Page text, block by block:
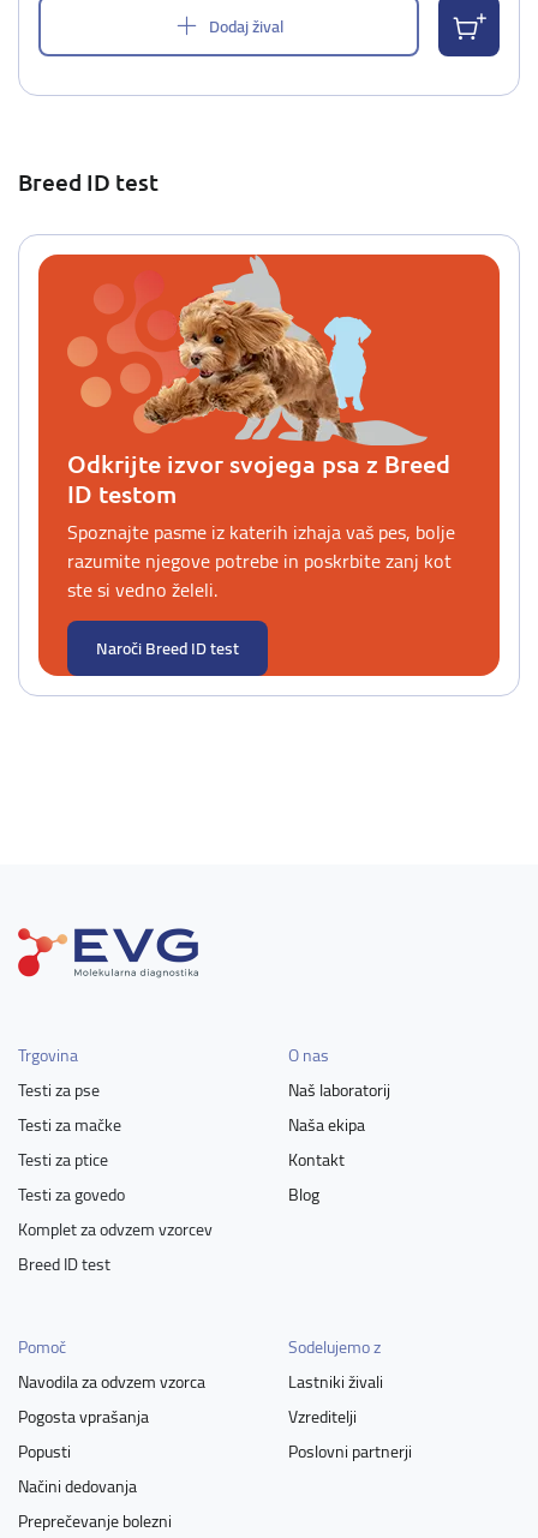
Dodaj žival
Breed ID test
Odkrijte izvor svojega psa z Breed
ID testom
Spoznajte pasme iz katerih izhaja vaš pes, bolje
razumite njegove potrebe in poskrbite zanj kot
ste si vedno želeli.
Naroči Breed ID test
Trgovina
Testi za pse
Testi za mačke
Testi za ptice
Testi za govedo
Komplet za odvzem vzorcev
Breed ID test
O nas
Naš laboratorij
Naša ekipa
Kontakt
Blog
Pomoč
Navodila za odvzem vzorca
Pogosta vprašanja
Popusti
Načini dedovanja
Preprečevanje bolezni
Sodelujemo z
Lastniki živali
Vzreditelji
Poslovni partnerji